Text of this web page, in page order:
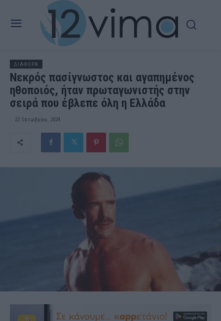
ΔΙΑΦΟΡΑ
Νεκρός πασίγνωστος και αγαπημένος
ηθοποιός, ήταν πρωταγωνιστής στην
σειρά που έβλεπε όλη η Ελλάδα
22 Οκτωβρίου, 2024